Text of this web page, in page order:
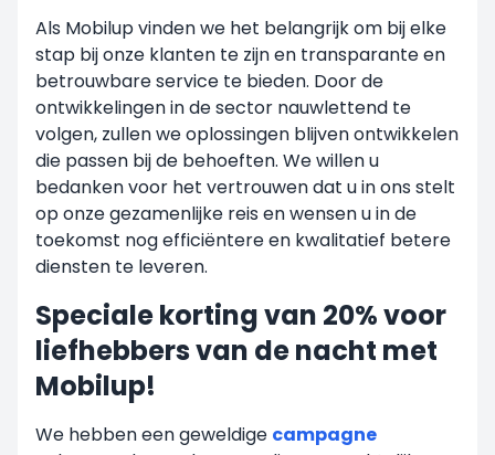
Als Mobilup vinden we het belangrijk om bij elke
stap bij onze klanten te zijn en transparante en
betrouwbare service te bieden. Door de
ontwikkelingen in de sector nauwlettend te
volgen, zullen we oplossingen blijven ontwikkelen
die passen bij de behoeften. We willen u
bedanken voor het vertrouwen dat u in ons stelt
op onze gezamenlijke reis en wensen u in de
toekomst nog efficiëntere en kwalitatief betere
diensten te leveren.
Speciale korting van 20% voor
liefhebbers van de nacht met
Mobilup!
We hebben een geweldige campagne